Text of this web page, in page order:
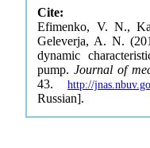
Cite:
Efimenko, V. N.,
Geleverja, A. N.
dynamic
pump.Journal of
43. http://
Russian].